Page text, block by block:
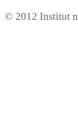
© 2012 Institut